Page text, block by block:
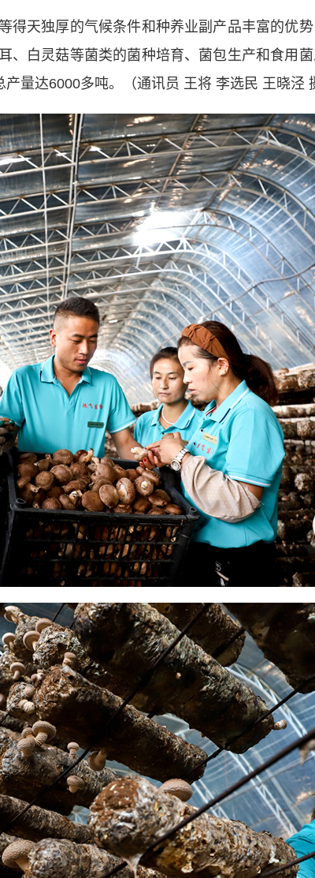
天独厚的气候条件和种养业副产品丰富的优势
、白灵菇等菌类的菌种培育、菌包生产和食用
量达6000多吨。（通讯员 王将 李选民 王晓泾